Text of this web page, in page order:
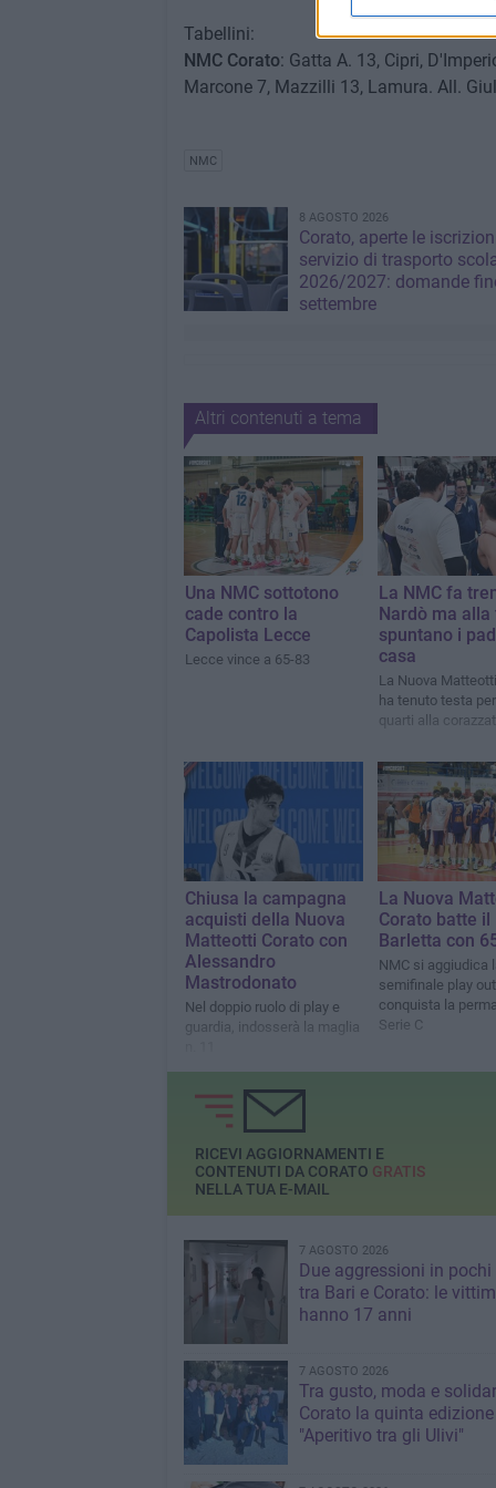
Tabellini:
NMC Corato: Gatta A. 13, Cipri,
Marcone 7, Mazzilli 13, Lamura. All.
NMC
8 AGOSTO 2026
Corato, aperte le
servizio di trasporto
2026/2027: domande
settembre
Altri contenuti a tema
Una NMC sottotono
cade contro la
Capolista Lecce
Lecce vince a 65-83
La NMC fa
Nardò ma alla
spuntano i
casa
La Nuova
ha tenuto testa
quarti alla
Chiusa la campagna
acquisti della Nuova
Matteotti Corato con
Alessandro
Mastrodonato
Nel doppio ruolo di play e
guardia, indosserà la maglia
La Nuova
Corato batte il
Barletta con
NMC si aggiudica
semifinale play
conquista la
Serie C
RICEVI AGGIORNAMENTI E
CONTENUTI DA CORATO GRATIS
NELLA TUA E-MAIL
7 AGOSTO 2026
Due aggressioni in pochi
tra Bari e Corato: le
hanno 17 anni
7 AGOSTO 2026
Tra gusto, moda e
Corato la quinta
"Aperitivo tra gli Ulivi"